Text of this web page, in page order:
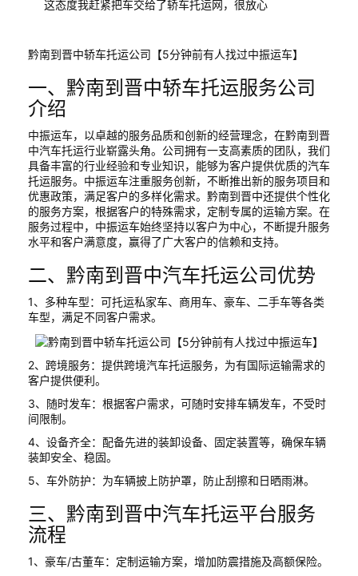
这态度我赶紧把车交给了轿车托运网，很放心
黔南到晋中轿车托运公司【5分钟前有人找过中振运车】
一、黔南到晋中轿车托运服务公司
介绍
中振运车，以卓越的服务品质和创新的经营理念，在黔南到晋
中汽车托运行业崭露头角。公司拥有一支高素质的团队，我们
具备丰富的行业经验和专业知识，能够为客户提供优质的汽车
托运服务。中振运车注重服务创新，不断推出新的服务项目和
优惠政策，满足客户的多样化需求。黔南到晋中还提供个性化
的服务方案，根据客户的特殊需求，定制专属的运输方案。在
服务过程中，中振运车始终坚持以客户为中心，不断提升服务
水平和客户满意度，赢得了广大客户的信赖和支持。
二、黔南到晋中汽车托运公司优势
1、多种车型：可托运私家车、商用车、豪车、二手车等各类
车型，满足不同客户需求。
2、跨境服务：提供跨境汽车托运服务，为有国际运输需求的
客户提供便利。
3、随时发车：根据客户需求，可随时安排车辆发车，不受时
间限制。
4、设备齐全：配备先进的装卸设备、固定装置等，确保车辆
装卸安全、稳固。
5、车外防护：为车辆披上防护罩，防止刮擦和日晒雨淋。
三、黔南到晋中汽车托运平台服务
流程
1、豪车/古董车：定制运输方案，增加防震措施及高额保险。